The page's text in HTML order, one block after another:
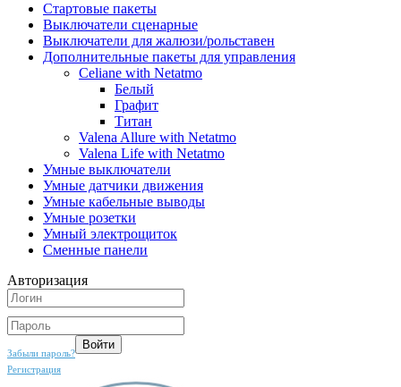
Cтартовые пакеты
Выключaтели сценарные
Выключатели для жалюзи/рольставен
Дополнительные пакеты для управления
Celiane with Netatmo
Белый
Графит
Титан
Valena Allure with Netatmo
Valena Life with Netatmo
Умные выключатели
Умные датчики движения
Умные кабельные выводы
Умные розетки
Умный электрощиток
Сменные панели
Авторизация
Забыли пароль?
Регистрация